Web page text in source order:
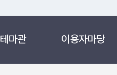
테마관 이용자마당